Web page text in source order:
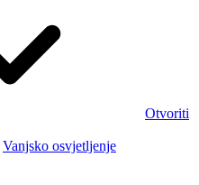
Otvoriti
Vanjsko osvjetljenje